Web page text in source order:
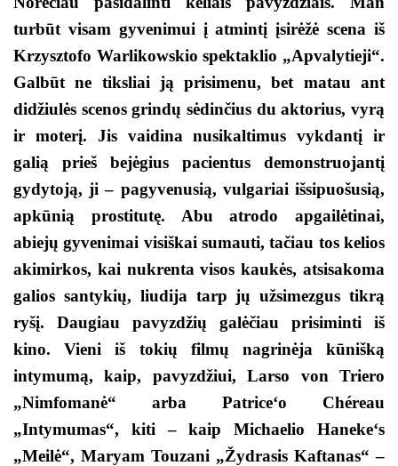
turbūt visam gyvenimui į atmintį įsirėžė scena iš
Krzysztofo Warlikowskio spektaklio „Apvalytieji“.
Galbūt ne tiksliai ją prisimenu, bet matau ant
didžiulės scenos grindų sėdinčius du aktorius, vyrą
ir moterį. Jis vaidina nusikaltimus vykdantį ir
galią prieš bejėgius pacientus demonstruojantį
gydytoją, ji – pagyvenusią, vulgariai išsipuošusią,
apkūnią prostitutę. Abu atrodo apgailėtinai,
abiejų gyvenimai visiškai sumauti, tačiau tos kelios
akimirkos, kai nukrenta visos kaukės, atsisakoma
galios santykių, liudija tarp jų užsimezgus tikrą
ryšį. Daugiau pavyzdžių galėčiau prisiminti iš
kino. Vieni iš tokių filmų nagrinėja kūnišką
intymumą, kaip, pavyzdžiui, Larso von Triero
„Nimfomanė“ arba Patrice‘o Chéreau
„Intymumas“, kiti – kaip Michaelio Haneke‘s
„Meilė“, Maryam Touzani „Žydrasis Kaftanas“ –